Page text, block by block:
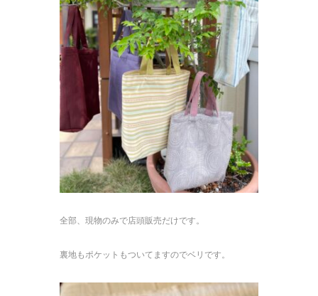
全部、現物のみで店頭販売だけです。
裏地もポケットもついてますのでベリです。